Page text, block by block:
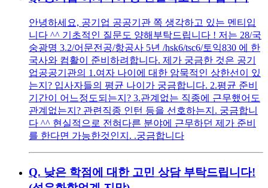
안녕하세요, 공기업 공공기관 쪽 생각하고 있는 멘티입
니다 ^^ 기초적인 질문도 양해부탁드립니다 ! 저는 28/국
숭광명 3.2/어문전공/항공사 5년 /hsk6/tsc6/토익830 에 한
국사와 컴활이 준비하려합니다. 제가 궁금한 것은 공기
업공공기관의 1.여자 나이에 대한 암묵적인 상한선이 있
는지? 입사자들의 평균 나이가 궁금합니다. 2.평균 준비
기간이 어느정도되는지? 3.관계없는 직종에 근무했어도
관계없는지? 관련직종 인턴 등을 선호하는지. 궁금합니
다 ^^ 현실적으로 전혀다른 분야에 근무하던 제가 준비
를 한다면 가능한것인지. .궁금합니다
Q. 낮은 학점에 대한 고민 상담 부탁드립니다!